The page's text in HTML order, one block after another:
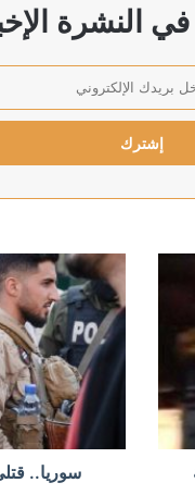
إلى البرلمان
النشرة
سوريا..